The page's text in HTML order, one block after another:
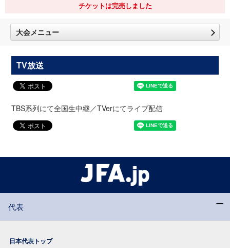
チケットは完売しました
大会メニュー
TV放送
TBS系列にて全国生中継／TVerにてライブ配信
代表
日本代表トップ